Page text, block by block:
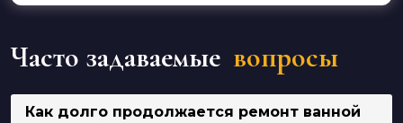
Часто задаваемые вопросы
Как долго продолжается ремонт ванной